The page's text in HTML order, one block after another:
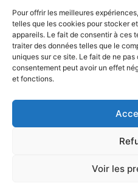
Pour offrir les meilleures
telles que les cookies pour stocker
appareils. Le fait de consentir à ces
traiter des données telles que le
uniques sur ce site. Le fait de ne
consentement peut avoir un effet
et fonctions.
Voir les
Choisir votre matériel de caisse
Espace client
CGVU
Politique de confidentialité
Conditions Générales du site